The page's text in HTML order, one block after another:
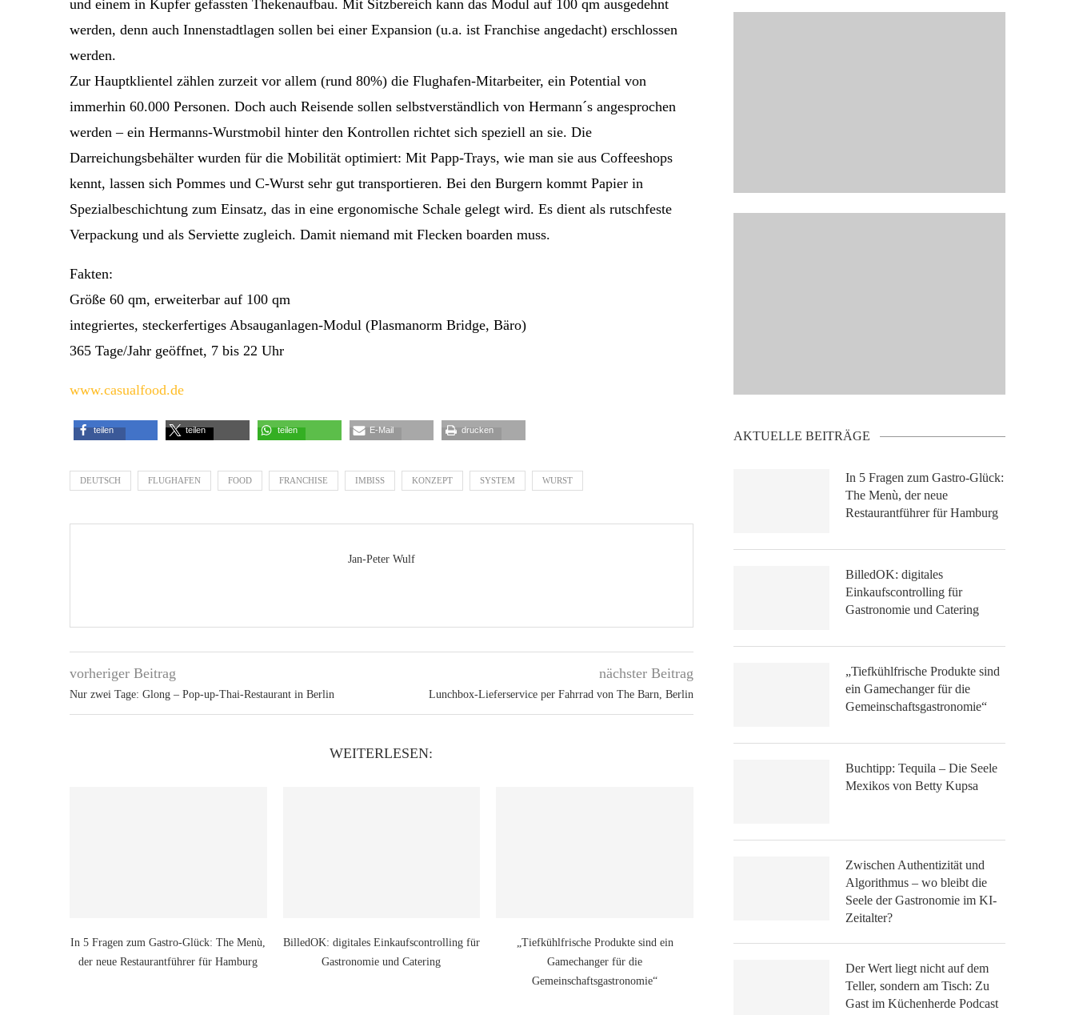
und einem in Kupfer gefassten Thekenaufbau. Mit Sitzbereich kann das Modul auf 100 qm ausgedehnt
werden, denn auch Innenstadtlagen sollen bei einer Expansion (u.a. ist Franchise angedacht) erschlossen
werden.
Zur Hauptklientel zählen zurzeit vor allem (rund 80%) die Flughafen-Mitarbeiter, ein Potential von
immerhin 60.000 Personen. Doch auch Reisende sollen selbstverständlich von Hermann´s angesprochen
werden – ein Hermanns-Wurstmobil hinter den Kontrollen richtet sich speziell an sie. Die
Darreichungsbehälter wurden für die Mobilität optimiert: Mit Papp-Trays, wie man sie aus Coffeeshops
kennt, lassen sich Pommes und C-Wurst sehr gut transportieren. Bei den Burgern kommt Papier in
Spezialbeschichtung zum Einsatz, das in eine ergonomische Schale gelegt wird. Es dient als rutschfeste
Verpackung und als Serviette zugleich. Damit niemand mit Flecken boarden muss.
Fakten:
Größe 60 qm, erweiterbar auf 100 qm
integriertes, steckerfertiges Absauganlagen-Modul (Plasmanorm Bridge, Bäro)
365 Tage/Jahr geöffnet, 7 bis 22 Uhr
www.casualfood.de
teilen teilen teilen E-Mail drucken
DEUTSCH FLUGHAFEN FOOD FRANCHISE IMBISS KONZEPT SYSTEM WURST
Jan-Peter Wulf
vorheriger Beitrag
Nur zwei Tage: Glong – Pop-up-Thai-Restaurant in Berlin
nächster Beitrag
Lunchbox-Lieferservice per Fahrrad von The Barn, Berlin
WEITERLESEN:
In 5 Fragen zum Gastro-Glück: The Menù,
der neue Restaurantführer für Hamburg
BilledOK: digitales Einkaufscontrolling für
Gastronomie und Catering
„Tiefkühlfrische Produkte sind ein
Gamechanger für die
Gemeinschaftsgastronomie“
AKTUELLE BEITRÄGE
In 5 Fragen zum Gastro-Glück:
The Menù, der neue
Restaurantführer für Hamburg
BilledOK: digitales
Einkaufscontrolling für
Gastronomie und Catering
„Tiefkühlfrische Produkte sind
ein Gamechanger für die
Gemeinschaftsgastronomie“
Buchtipp: Tequila – Die Seele
Mexikos von Betty Kupsa
Zwischen Authentizität und
Algorithmus – wo bleibt die
Seele der Gastronomie im KI-
Zeitalter?
Der Wert liegt nicht auf dem
Teller, sondern am Tisch: Zu
Gast im Küchenherde Podcast